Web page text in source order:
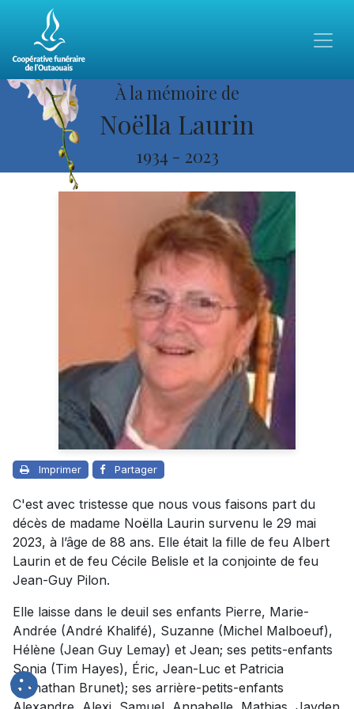
À la mémoire de
Noëlla Laurin
1934 - 2023
Imprimer Partager
C'est avec tristesse que nous vous faisons part du
décès de madame Noëlla Laurin survenu le 29 mai
2023, à l’âge de 88 ans. Elle était la fille de feu Albert
Laurin et de feu Cécile Belisle et la conjointe de feu
Jean-Guy Pilon.
Elle laisse dans le deuil ses enfants Pierre, Marie-
Andrée (André Khalifé), Suzanne (Michel Malboeuf),
Hélène (Jean Guy Lemay) et Jean; ses petits-enfants
Sonia (Tim Hayes), Éric, Jean-Luc et Patricia
(Jonathan Brunet); ses arrière-petits-enfants